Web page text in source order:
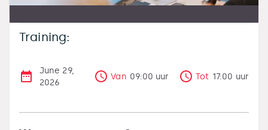
Training:
June 29,
2026
Van 09:00 uur Tot 17:00 uur